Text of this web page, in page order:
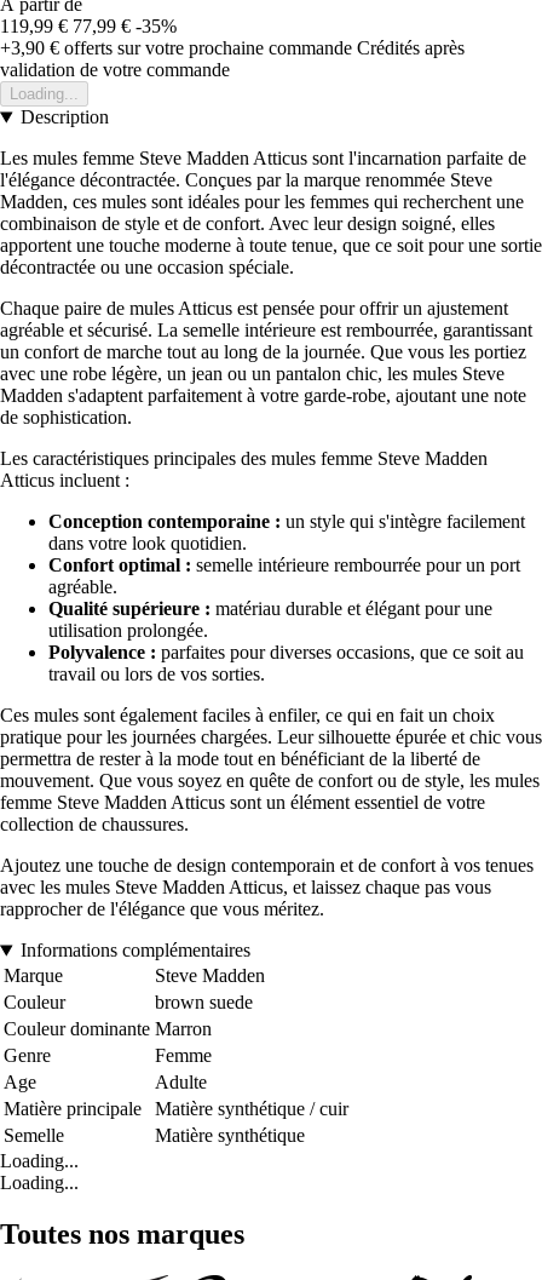
À partir de
119,99 € 77,99 € -35%
+3,90 € offerts sur votre prochaine commande Crédités après
validation de votre commande
Loading...
Description
Les mules femme Steve Madden Atticus sont l'incarnation parfaite de
l'élégance décontractée. Conçues par la marque renommée Steve
Madden, ces mules sont idéales pour les femmes qui recherchent une
combinaison de style et de confort. Avec leur design soigné, elles
apportent une touche moderne à toute tenue, que ce soit pour une sortie
décontractée ou une occasion spéciale.
Chaque paire de mules Atticus est pensée pour offrir un ajustement
agréable et sécurisé. La semelle intérieure est rembourrée, garantissant
un confort de marche tout au long de la journée. Que vous les portiez
avec une robe légère, un jean ou un pantalon chic, les mules Steve
Madden s'adaptent parfaitement à votre garde-robe, ajoutant une note
de sophistication.
Les caractéristiques principales des mules femme Steve Madden
Atticus incluent :
Conception contemporaine : un style qui s'intègre facilement
dans votre look quotidien.
Confort optimal : semelle intérieure rembourrée pour un port
agréable.
Qualité supérieure : matériau durable et élégant pour une
utilisation prolongée.
Polyvalence : parfaites pour diverses occasions, que ce soit au
travail ou lors de vos sorties.
Ces mules sont également faciles à enfiler, ce qui en fait un choix
pratique pour les journées chargées. Leur silhouette épurée et chic vous
permettra de rester à la mode tout en bénéficiant de la liberté de
mouvement. Que vous soyez en quête de confort ou de style, les mules
femme Steve Madden Atticus sont un élément essentiel de votre
collection de chaussures.
Ajoutez une touche de design contemporain et de confort à vos tenues
avec les mules Steve Madden Atticus, et laissez chaque pas vous
rapprocher de l'élégance que vous méritez.
Informations complémentaires
Marque
Steve Madden
Couleur
brown suede
Couleur dominante Marron
Genre
Femme
Age
Adulte
Matière principale
Matière synthétique / cuir
Semelle
Matière synthétique
Loading...
Loading...
Toutes nos marques